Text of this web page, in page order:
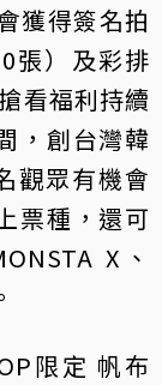
獲得簽名拍
張）及彩排
看福利持續
，創台灣韓
觀眾有機會
票種，還可
X、
限定 帆布